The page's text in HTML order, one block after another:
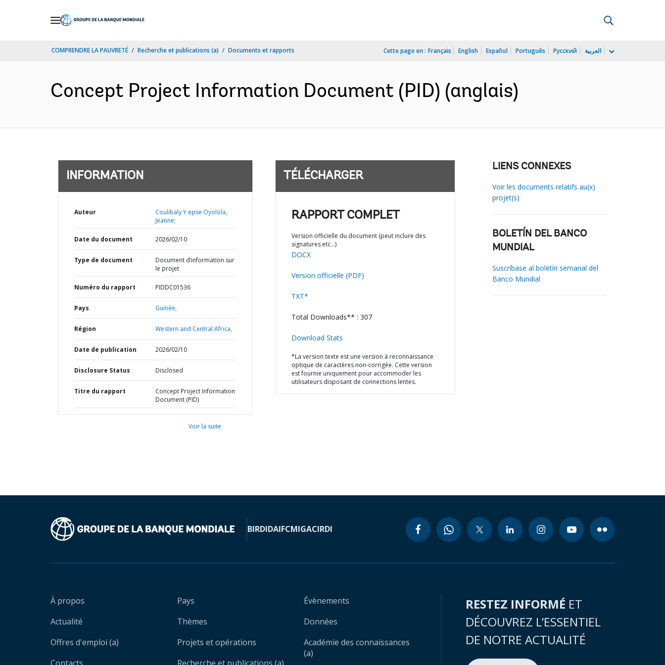
COMPRENDRE LA PAUVRETÉ Recherche et publications (a) Documents et rapports Cette page en : Français English Español Português Русский العربية
Concept Project Information Document (PID) (anglais)
INFORMATION
Auteur
Coulibaly Y epse Oyolola,
Jeanne;
Date du document 2026/02/10
Type de document
Document d’information sur
le projet
Numéro du rapport PIDDC01536
Pays Guinée,
Région Western and Central Africa,
Date de publication 2026/02/10
Disclosure Status Disclosed
Titre du rapport
Concept Project Information
Document (PID)
Voir la suite
TÉLÉCHARGER
RAPPORT COMPLET
Version officielle du document (peut inclure des
signatures etc…)
DOCX
Version officielle (PDF)
TXT*
Total Downloads** : 307
Download Stats
*La version texte est une version à reconnaissance
optique de caractères non-corrigée. Cette version
est fournie uniquement pour accommoder les
utilisateurs disposant de connections lentes.
LIENS CONNEXES
Voir les documents relatifs au(x)
projet(s)
BOLETÍN DEL BANCO
MUNDIAL
Suscríbase al boletín semanal del
Banco Mundial
BIRDIDAIFCMIGACIRDI
À propos
Actualité
Offres d'emploi (a)
Pays
Thèmes
Projets et opérations
Évènements
Données
Académie des connaissances
(a)
RESTEZ INFORMÉ ET
DÉCOUVREZ L’ESSENTIEL
DE NOTRE ACTUALITÉ